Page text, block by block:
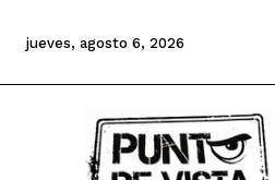
jueves, agosto 6, 2026